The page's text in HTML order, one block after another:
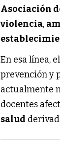
Asociación
violencia,
En esa línea, el
prevención y
actualmente
docentes
salud